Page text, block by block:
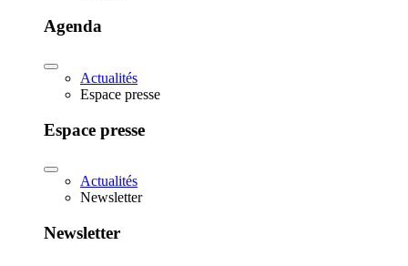
Agenda
Actualités
Espace presse
Espace presse
Actualités
Newsletter
Newsletter